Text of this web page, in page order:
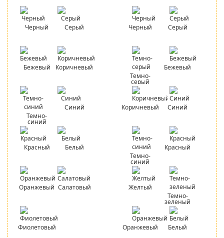
Черный Серый
Бежевый Коричневый
Темно-
синий
Синий
Красный Белый
Оранжевый Салатовый
Фиолетовый
Черный Серый
Темно-
серый
Бежевый
Коричневый Синий
Темно-
синий
Красный
Желтый
Темно-
зеленый
Оранжевый Белый